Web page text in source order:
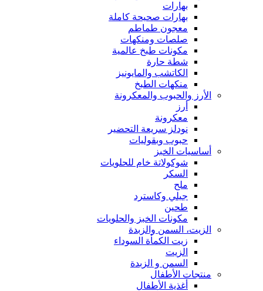
بهارات
بهارات صحيحة كاملة
معجون طماطم
صلصات ومنكهات
مكونات طبخ عالمية
شطة حارة
الكاتشب والمايونيز
منكهات الطبخ
الأرز والحبوب والمعكرونة
أرز
معكرونة
نودلز سريعة التحضير
حبوب وبقوليات
أساسيات الخبز
شوكولاتة خام للحلويات
السكر
ملح
جيلي وكاسترد
طحين
مكونات الخبز والحلويات
الزيت، السمن والزبدة
زيت الكمأة السوداء
الزيت
السمن و الزبدة
منتجات الأطفال
أغذية الأطفال